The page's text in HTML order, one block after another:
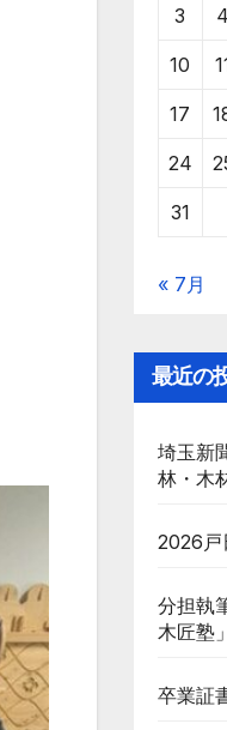
3 4
10
17
24
31
« 7月
最近の
埼玉新
林・木
2026戸
分担執
木匠塾」
卒業証